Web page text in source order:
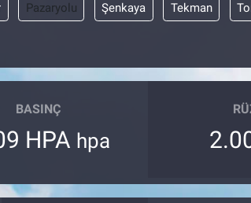
Pazaryolu Şenkaya Tekman
BASINÇ
HPA hpa